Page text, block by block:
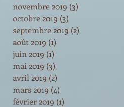
novembre 2019 (3)
octobre 2019 (3)
septembre 2019 (2)
août 2019 (1)
juin 2019 (1)
mai 2019 (3)
avril 2019 (2)
mars 2019 (4)
février 2019 (1)